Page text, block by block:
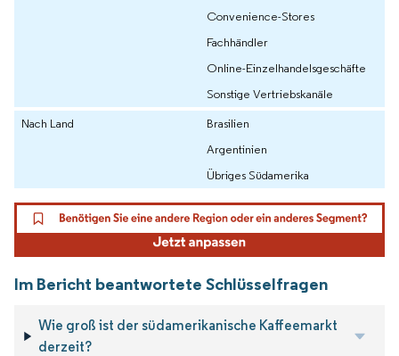
Convenience-Stores
Fachhändler
Online-Einzelhandelsgeschäfte
Sonstige Vertriebskanäle
Nach Land
Brasilien
Argentinien
Übriges Südamerika
Im Bericht beantwortete Schlüsselfragen
Wie groß ist der südamerikanische Kaffeemarkt
derzeit?